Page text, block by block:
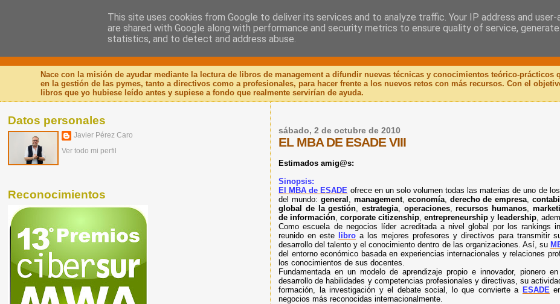
Nuevo Viernes - Nuevo Libro
Nace con la misión de ayudar mediante la lectura de libros de management a difundir nuevas técnicas y conocimientos teórico-prácticos
en la gestión de las pymes, tanto a directivos como a profesionales, para hacer frente a los nuevos retos con más recursos. Con el
libros que yo hubiese leído antes y supiese a fondo que realmente servirían de ayuda.
sábado, 2 de octubre de 2010
EL MBA DE ESADE VIII
Estimados amig@s:
Sinopsis:
El MBA de ESADE ofrece en un solo volumen todas las materias de uno de
del mundo: general , management, economía, derecho de empresa,
global de la gestión, estrategia, operaciones,recursos humanos,
de información,corporate citizenship,entrepreneurship y leadership,
Como escuela de negocios líder acreditada a nivel global por los rankings
reunido en este
libro a los mejores profesores y directivos para transmitir
desarrollo del talento y el conocimiento dentro de las organizaciones. Así, su
del entorno económico basada en experiencias internacionales y relaciones
los conocimientos de sus docentes.
Fundamentada en un modelo de aprendizaje propio e innovador, pionero
desarrollo de habilidades y competencias profesionales y directivas, su
formación, la investigación y el debate social, lo que convierte a ESADE
negocios más reconocidas internacionalmente.
Datos personales
Javier Pérez Caro
Ver todo mi perfil
Reconocimientos
This site uses cookies from Google to deliver its services and to analyze traffic. Your IP address and user-
are shared with Google along with performance and security metrics to ensure quality of service,
statistics, and to detect and address abuse.